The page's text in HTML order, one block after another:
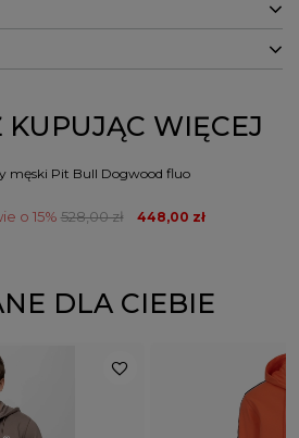
XL 135040630004
ZADAJ PYTANIE
KUPUJĄC WIĘCEJ
męski Pit Bull Dogwood fluo
528,00 zł 448,00 zł
o 15%
DLA CIEBIE